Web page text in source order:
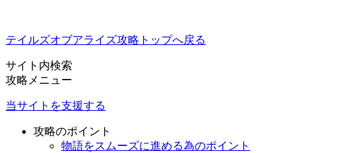
テイルズオブアライズ攻略トップへ戻る
サイト内検索
攻略メニュー
当サイトを支援する
攻略のポイント
物語をスムーズに進める為のポイント